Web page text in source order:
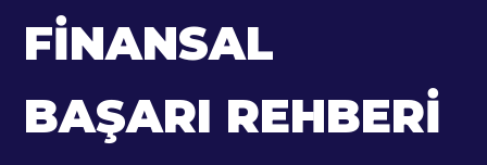
FINANSAL
BAŞARI REHBERI